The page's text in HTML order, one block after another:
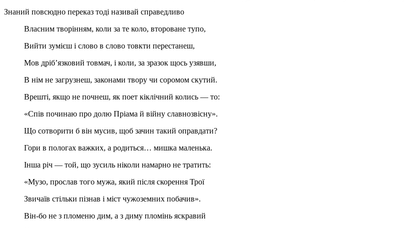
Знаний повсюдно переказ тоді називай справедливо
Власним творінням, коли за те коло, второване тупо,
Вийти зумієш і слово в слово товкти перестанеш,
Мов дріб’язковий товмач, і коли, за зразок щось узявши,
В нім не загрузнеш, законами твору чи соромом скутий.
Врешті, якщо не почнеш, як поет кіклічний колись — то:
«Спів починаю про долю Пріама й війну славнозвісну».
Що сотворити б він мусив, щоб зачин такий оправдати?
Гори в пологах важких, а родиться… мишка маленька.
Інша річ — той, що зусиль ніколи намарно не тратить:
«Музо, прослав того мужа, який після скорення Трої
Звичаїв стільки пізнав і міст чужоземних побачив».
Він-бо не з пломеню дим, а з диму пломінь яскравий